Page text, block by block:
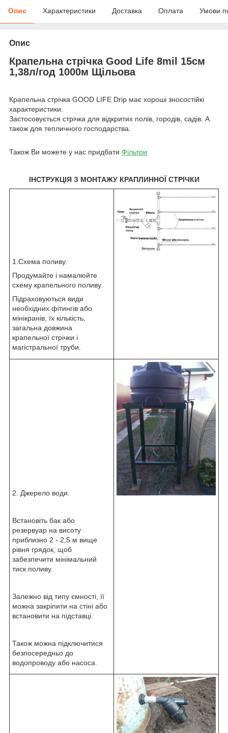
Опис Характеристики Доставка Оплата Умови
Опис
Крапельна стрічка Good Life 8mil 15см
1,38л/год 1000м Щільова
Крапельна стрічка GOOD LIFE Drip має хороші зносостійкі
характеристики.
Застосовується стрічка для відкритих полів, городів, садів. А
також для тепличного господарства.
Також Ви можете у нас придбати Фільтри
ІНСТРУКЦІЯ З МОНТАЖУ КРАПЛИННОЇ СТРІЧКИ
1.Схема поливу.
Продумайте і намалюйте
схему крапельного поливу.
Підраховуються види
необхідних фітингів або
мінікранів, їх кількість,
загальна довжина
крапельної стрічки і
магістральної труби.
2. Джерело води.
Встановіть бак або
резервуар на висоту
приблизно 2 - 2,5 м вище
рівня грядок, щоб
забезпечити мінімальний
тиск поливу.
Залежно від типу ємності, її
можна закріпити на стіні або
встановити на підставці.
Також можна підключитися
безпосередньо до
водопроводу або насоса.